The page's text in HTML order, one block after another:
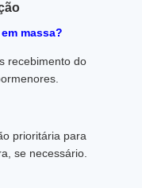
massa?
recebimento do
prioritária para
se necessário.